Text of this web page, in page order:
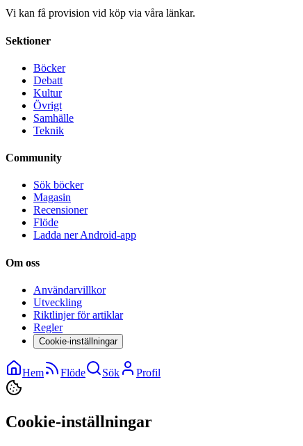
Vi kan få provision vid köp via våra länkar.
Sektioner
Böcker
Debatt
Kultur
Övrigt
Samhälle
Teknik
Community
Sök böcker
Magasin
Recensioner
Flöde
Ladda ner Android-app
Om oss
Användarvillkor
Utveckling
Riktlinjer för artiklar
Regler
Cookie-inställningar
Hem Flöde Sök Profil
Cookie-inställningar